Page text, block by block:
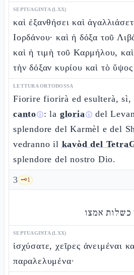
SEPTUAGINTA (LXX)
καὶ ἐξανθήσει καὶ
Ιορδάνου· καὶ ἡ δόξα τοῦ
καὶ ἡ τιμὴ τοῦ Καρμήλου,
τὴν δόξαν κυρίου καὶ τὸ
LETTURA ORTODOSSA
Fiorire fiorirà ed esulterà, sì,
cantoⓘ: la gloriaⓘ del
splendore del Karmèl e del
vedranno il kavòd del
splendore del nostro Dio.
3 🗝️1
כשלות אמצו
SEPTUAGINTA (LXX)
ἰσχύσατε, χεῖρες ἀνειμέναι
παραλελυμένα·